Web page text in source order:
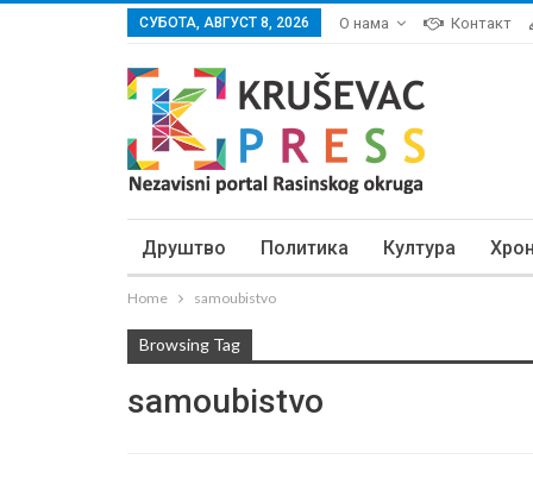
СУБОТА, АВГУСТ 8, 2026 О нама Контакт
Друштво Политика Култура
Home samoubistvo
Browsing Tag
samoubistvo